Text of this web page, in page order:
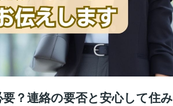
？連絡の要否と安心して住み